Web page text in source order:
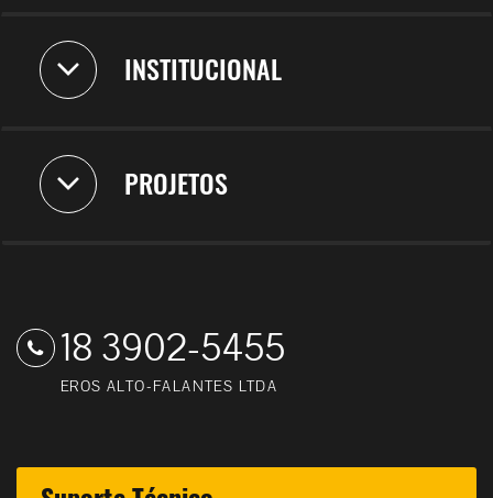
INSTITUCIONAL
PROJETOS
18 3902-5455
EROS ALTO-FALANTES LTDA